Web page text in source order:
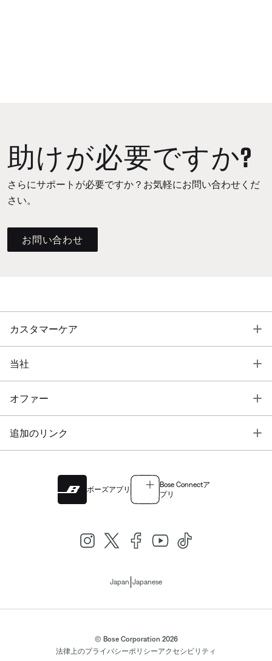
助けが必要ですか?
さらにサポートが必要ですか？お気軽にお問い合わせくだ
さい。
お問い合わせ
カスタマーケア
当社
オファー
追加のリンク
ボーズアプリ
Bose Connectア
プリ
Japan Japanese
© Bose Corporation 2026
法律上のプライバシーポリシーアクセシビリティ